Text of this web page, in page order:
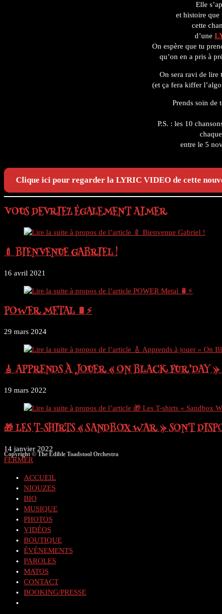
Elle
et histoire que
cette
d’une
On espère que tu
qu’on en a pris à
On sera ravi de lire
(et ça fera kiffer
Prends soin de
P.S. : les 10
entre le 5
Clique ici pour regarder la LYRIC VIDEO de cette
VOUS DEVRIEZ ÉGALEMENT AIMER
🍼 BIENVENUE GABRIEL !
16 avril 2021
POWER METAL 🔋⚡
29 mars 2024
🎸 APPRENDS À JOUER « ON BLACK FUR’DAY
19 mars 2022
🎁 LES T-SHIRTS « SANDBOX WAR » SONT
14 janvier 2022
Copyright © The Edible Toadstool Orchestra
FERMER
ACCUEIL
NIOUZES
BIO
MUSIQUE
PHOTOS
VIDÉOS
BOUTIQUE
ÉVÉNEMENTS
PAROLES
MATOS
CONTACT
BOOKING/PRESSE